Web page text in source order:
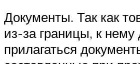
Документы. Так как
из-за границы, к
прилагаться